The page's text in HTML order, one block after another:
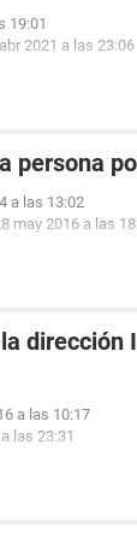
19:01
2021 a las 23:06
persona
a las 13:02
may 2016 a las
dirección
a las 10:17
las 23:31